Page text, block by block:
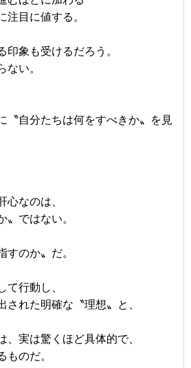
目に値する。
象も受けるだろう。
い。
〝自分たちは何をすべきか〟を見
心なのは、
〟ではない。
すのか〟だ。
行動し、
れた明確な〝理想〟と、
実は驚くほど具体的で、
のだ。